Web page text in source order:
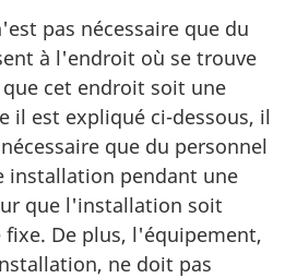
pas nécessaire que du
à l'endroit où se trouve
cet endroit soit une
il est expliqué ci-dessous, il
que du personnel
installation pendant une
que l'installation soit
fixe. De plus, l'équipement,
ne doit pas